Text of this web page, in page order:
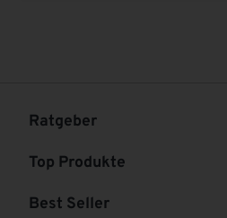
Ratgeber
Top Produkte
Best Seller